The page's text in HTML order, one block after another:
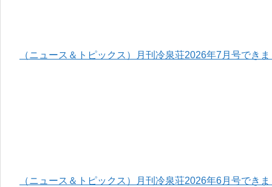
（ニュース＆トピックス）月刊冷泉荘2026年7月号でき
（ニュース＆トピックス）月刊冷泉荘2026年6月号でき